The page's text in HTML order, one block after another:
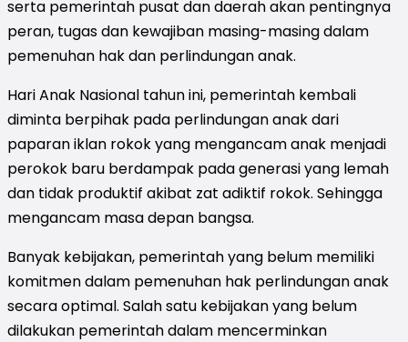
serta pemerintah pusat dan daerah akan pentingnya
peran, tugas dan kewajiban masing-masing dalam
pemenuhan hak dan perlindungan anak.
Hari Anak Nasional tahun ini, pemerintah kembali
diminta berpihak pada perlindungan anak dari
paparan iklan rokok yang mengancam anak menjadi
perokok baru berdampak pada generasi yang lemah
dan tidak produktif akibat zat adiktif rokok. Sehingga
mengancam masa depan bangsa.
Banyak kebijakan, pemerintah yang belum memiliki
komitmen dalam pemenuhan hak perlindungan anak
secara optimal. Salah satu kebijakan yang belum
dilakukan pemerintah dalam mencerminkan